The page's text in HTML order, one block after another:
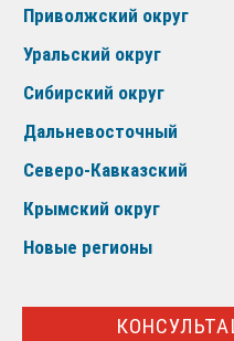
Приволжский округ
Уральский округ
Сибирский округ
Дальневосточный
Северо-Кавказский
Крымский округ
Новые регионы